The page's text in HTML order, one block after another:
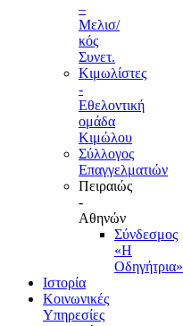
–
Μελισ/
κός
Συνετ.
Κιμωλίστες
-
Εθελοντική
ομάδα
Κιμώλου
Σύλλογος
Επαγγελματιών
Πειραιώς
-
Αθηνών
Σύνδεσμος
«Η
Οδηγήτρια»
Ιστορία
Κοινωνικές
Υπηρεσίες